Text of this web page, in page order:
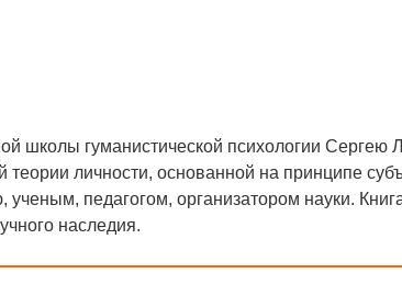
школы гуманистической психологии Сергею
личности, основанной на принципе
педагогом, организатором науки.
наследия.